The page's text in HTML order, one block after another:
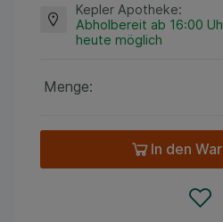
Kepler Apotheke:
Abholbereit ab 16:00
heute möglich
Menge:
In den